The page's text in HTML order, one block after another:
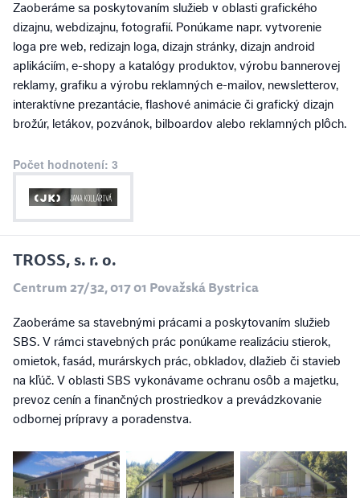
Zaoberáme sa poskytovaním služieb v oblasti grafického
dizajnu, webdizajnu, fotografií. Ponúkame napr. vytvorenie
loga pre web, redizajn loga, dizajn stránky, dizajn android
aplikáciím, e-shopy a katalógy produktov, výrobu bannerovej
reklamy, grafiku a výrobu reklamných e-mailov, newsletterov,
interaktívne prezantácie, flashové animácie či grafický dizajn
brožúr, letákov, pozvánok, bilboardov alebo reklamných plôch.
Počet hodnotení: 3
TROSS, s. r. o.
Centrum 27/32, 017 01 Považská Bystrica
Zaoberáme sa stavebnými prácami a poskytovaním služieb
SBS. V rámci stavebných prác ponúkame realizáciu stierok,
omietok, fasád, murárskych prác, obkladov, dlažieb či stavieb
na kľúč. V oblasti SBS vykonávame ochranu osôb a majetku,
prevoz cenín a finančných prostriedkov a prevádzkovanie
odbornej prípravy a poradenstva.